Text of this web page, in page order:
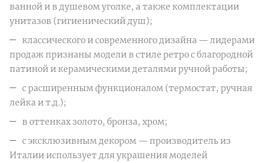
ванной и в душевом уголке, а также комплектации
унитазов (гигиенический душ);
классического и современного дизайна — лидерами
продаж признаны модели в стиле ретро с благородной
патиной и керамическими деталями ручной работы;
с расширенным функционалом (термостат, ручная
лейка и т.д.);
в оттенках золото, бронза, хром;
с эксклюзивным декором — производитель из
Италии использует для украшения моделей